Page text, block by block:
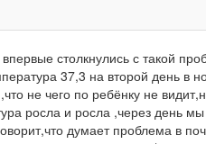
столкнулись с такой
37,3 на второй день в
не чего по ребёнку не
росла и росла ,через день
думает проблема в